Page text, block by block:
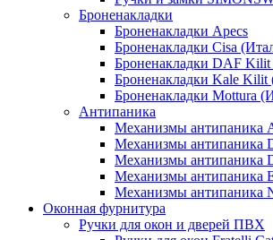
Броненакладки
Броненакладки Apecs
Броненакладки Cisa
Броненакладки DAF
Броненакладки Kale Kilit
Броненакладки Mottura
Антипаника
Механизмы антипаника
Механизмы антипаника
Механизмы антипаника
Механизмы антипаника
Механизмы антипаника
Оконная фурнитура
Ручки для окон и дверей ПВХ